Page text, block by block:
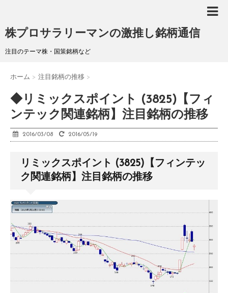
株プロサラリーマンの激推し銘柄通信
注目のテーマ株・国策銘柄など
ホーム > 注目銘柄の推移 >
◆リミックスポイント (3825)【フィ
ンテック関連銘柄】注目銘柄の推移
2016/03/08 2016/05/19
リミックスポイント (3825)【フィンテッ
ク関連銘柄】注目銘柄の推移